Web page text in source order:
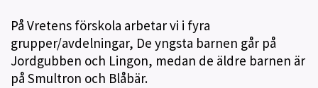
På Vretens förskola arbetar vi i fyra
grupper/avdelningar, De yngsta barnen går på
Jordgubben och Lingon, medan de äldre barnen är
på Smultron och Blåbär.